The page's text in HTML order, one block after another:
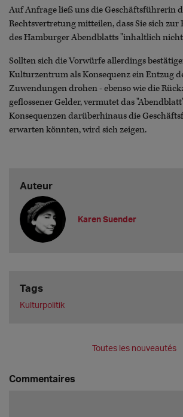
Auf Anfrage ließ uns die Geschäftsführerin
Rechtsvertretung mitteilen, dass Sie sich
des Hamburger Abendblatts "inhaltlich
Sollten sich die Vorwürfe allerdings
Kulturzentrum als Konsequenz ein Entzug
Zuwendungen drohen - ebenso wie die
geflossener Gelder, vermutet das
Konsequenzen darüberhinaus die
erwarten könnten, wird sich zeigen.
Auteur
Karen Suender
Tags
Kulturpolitik
Toutes les nouveautés
Commentaires